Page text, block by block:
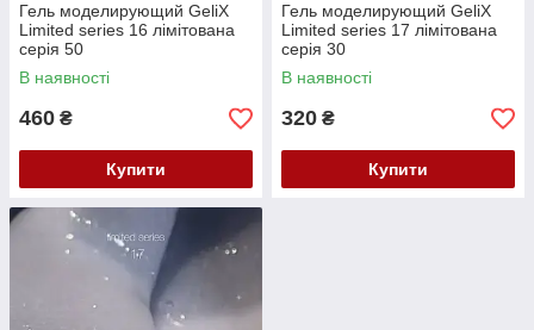
Гель моделирующий GeliX
Limited series 16 лімітована
серія 50
В наявності
460 ₴
Купити
Гель моделирующий GeliX
Limited series 17 лімітована
серія 30
В наявності
320 ₴
Купити